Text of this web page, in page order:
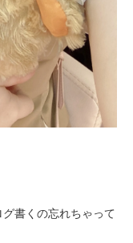
書くの忘れちゃって